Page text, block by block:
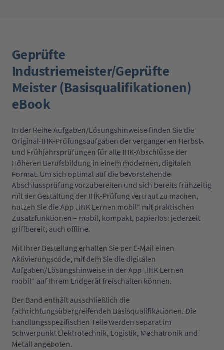
Geprüfte
Industriemeister/Geprüfte
Meister (Basisqualifikationen)
eBook
In der Reihe Aufgaben/Lösungshinweise finden Sie die
Original-IHK-Prüfungsaufgaben der vergangenen Herbst-
und Frühjahrsprüfungen für alle IHK-Abschlüsse der
Höheren Berufsbildung in einem modernen, digitalen
Format. Um sich optimal auf die bevorstehende
Abschlussprüfung vorzubereiten und sich bereits frühzeitig
mit der Gestaltung der IHK-Prüfung vertraut zu machen,
nutzen Sie die App „IHK Lernen mobil“ mit praktischen
Zusatzfunktionen – mobil, kompakt, papierlos: jederzeit
griffbereit, auch offline.
Mit Ihrer Bestellung erhalten Sie per E-Mail einen
Aktivierungscode, mit dem Sie die digitalen
Aufgaben/Lösungshinweise in der App „IHK Lernen
mobil“ auf Ihrem Endgerät freischalten können.
Der Band enthält ausschließlich die
fachrichtungsübergreifenden Basisqualifikationen. Die
handlungsspezifischen Teile werden separat im
Schwerpunkt Elektrotechnik, Logistik, Mechatronik und
Metall angeboten.